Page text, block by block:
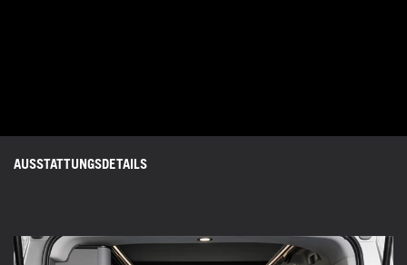
Technische Daten
AUSSTATTUNGSDETAILS